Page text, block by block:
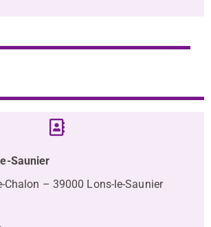
Saunier
Chalon – 39000 Lons-le-Saunier